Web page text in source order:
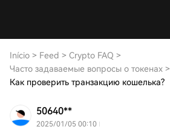
Início > Feed > Crypto FAQ >
Часто задаваемые вопросы о токенах >
Как проверить транзакцию кошелька?
50640**
2025/01/05 00:10